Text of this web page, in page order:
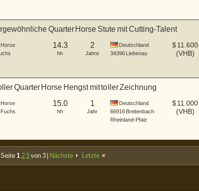
Quarter Horse Stute mit Cutting-Talent
14.3
hh
2
Jahre
Deutschland
34396 Liebenau
$ 11.600
(VHB)
Quarter Horse Hengst mit toller Zeichnung
Fuchs
15.0
hh
1
Jahr
Deutschland
66916 Breitenbach
Rheinland-Pfalz
$ 11.000
(VHB)
Seite 1 23 von 3 | Nächste Letzte